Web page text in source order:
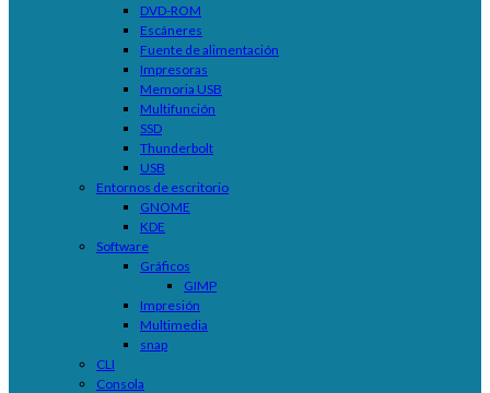
DVD-ROM
Escáneres
Fuente de alimentación
Impresoras
Memoria USB
Multifunción
SSD
Thunderbolt
USB
Entornos de escritorio
GNOME
KDE
Software
Gráficos
GIMP
Impresión
Multimedia
snap
CLI
Consola